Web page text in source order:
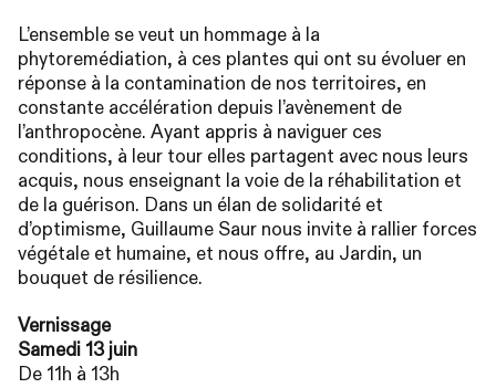
L’ensemble se veut un hommage à la
phytoremédiation, à ces plantes qui ont su évoluer en
réponse à la contamination de nos territoires, en
constante accélération depuis l’avènement de
l’anthropocène. Ayant appris à naviguer ces
conditions, à leur tour elles partagent avec nous leurs
acquis, nous enseignant la voie de la réhabilitation et
de la guérison. Dans un élan de solidarité et
d’optimisme, Guillaume Saur nous invite à rallier forces
végétale et humaine, et nous offre, au Jardin, un
bouquet de résilience.
Vernissage
Samedi 13 juin
De 11h à 13h